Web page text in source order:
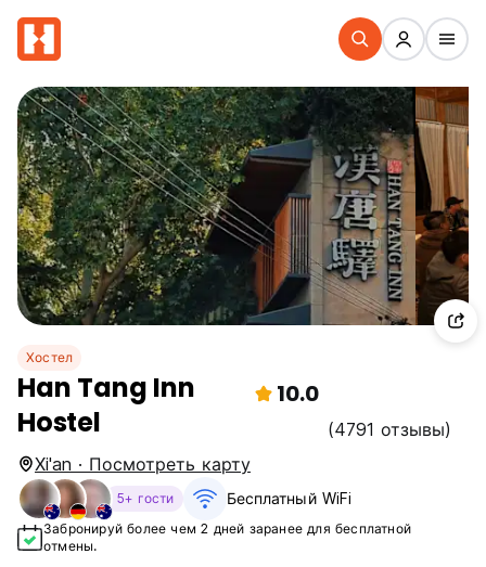
Хостел
Han Tang Inn
Hostel
10.0
(4791 отзывы)
Xi'an · Посмотреть карту
5+ гости Бесплатный WiFi
Забронируй более чем 2 дней заранее для бесплатной
отмены.